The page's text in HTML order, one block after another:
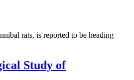
rats, is reported to be heading
Study of